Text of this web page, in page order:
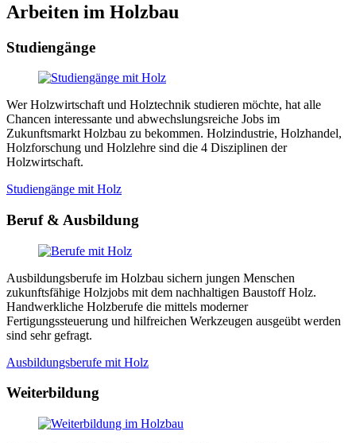
Arbeiten im Holzbau
Studiengänge
Wer Holzwirtschaft und Holztechnik studieren möchte, hat alle
Chancen interessante und abwechslungsreiche Jobs im
Zukunftsmarkt Holzbau zu bekommen. Holzindustrie, Holzhandel,
Holzforschung und Holzlehre sind die 4 Disziplinen der
Holzwirtschaft.
Studiengänge mit Holz
Beruf & Ausbildung
Ausbildungsberufe im Holzbau sichern jungen Menschen
zukunftsfähige Holzjobs mit dem nachhaltigen Baustoff Holz.
Handwerkliche Holzberufe die mittels moderner
Fertigungssteuerung und hilfreichen Werkzeugen ausgeübt werden
sind sehr gefragt.
Ausbildungsberufe mit Holz
Weiterbildung